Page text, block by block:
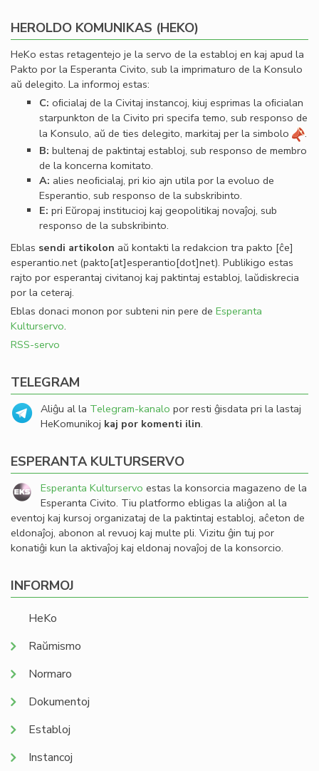
HEROLDO KOMUNIKAS (HEKO)
HeKo estas retagentejo je la servo de la establoj en kaj apud la
Pakto por la Esperanta Civito, sub la imprimaturo de la Konsulo
aŭ delegito. La informoj estas:
C: oﬁcialaj de la Civitaj instancoj, kiuj esprimas la oﬁcialan
starpunkton de la Civito pri specifa temo, sub responso de
la Konsulo, aŭ de ties delegito, markitaj per la simbolo
.
B: bultenaj de paktintaj establoj, sub responso de membro
de la koncerna komitato.
A: alies neoﬁcialaj, pri kio ajn utila por la evoluo de
Esperantio, sub responso de la subskribinto.
E: pri Eŭropaj institucioj kaj geopolitikaj novaĵoj, sub
responso de la subskribinto.
Eblas sendi artikolon aŭ kontakti la redakcion tra pakto [ĉe]
esperantio.net(pakto[at]esperantio[dot]net). Publikigo estas
rajto por esperantaj civitanoj kaj paktintaj establoj, laŭdiskrecia
por la ceteraj.
Eblas donaci monon por subteni nin pere de Esperanta
Kulturservo.
RSS-servo
TELEGRAM
Aliĝu al la Telegram-kanalo por resti ĝisdata pri la lastaj
HeKomunikoj kaj por komenti ilin.
ESPERANTA KULTURSERVO
Esperanta Kulturservo estas la konsorcia magazeno de la
Esperanta Civito. Tiu platformo ebligas la aliĝon al la
eventoj kaj kursoj organizataj de la paktintaj establoj, aĉeton de
eldonaĵoj, abonon al revuoj kaj multe pli. Vizitu ĝin tuj por
konatiĝi kun la aktivaĵoj kaj eldonaj novaĵoj de la konsorcio.
INFORMOJ
HeKo
Raŭmismo
Normaro
Dokumentoj
Establoj
Instancoj